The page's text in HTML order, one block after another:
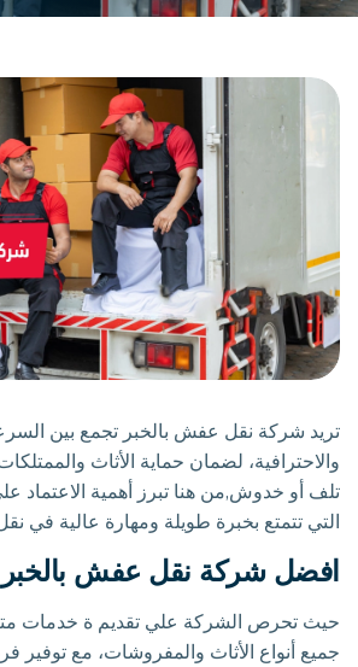
تريد شركة نقل عفش بالخبر تجمع بين
والاحترافية، لضمان حماية الأثاث
تلف أو خدوش,من هنا تبرز أهمية الاعتماد
التي تتمتع بخبرة طويلة ومهارة عالية في
افضل شركة نقل عفش بالخبر
حيث تحرص الشركة علي تقديم ة خدمات
جميع أنواع الأثاث والمفروشات، مع توفير